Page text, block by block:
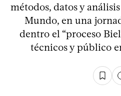
métodos, datos y
Mundo, en una
dentro el “proceso
técnicos y público